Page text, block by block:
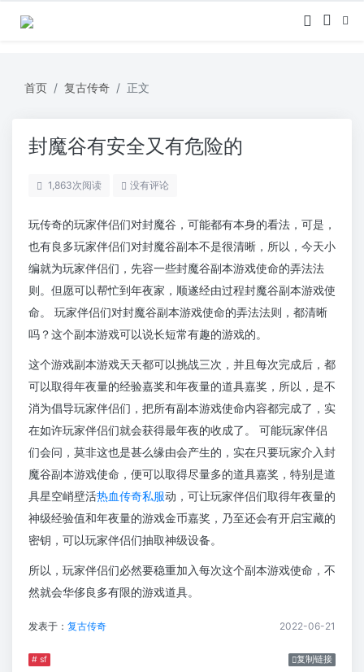
首页 复古传奇 正文
封魔谷有安全又有危险的
1,863次阅读 没有评论
玩传奇的玩家伴侣们对封魔谷，可能都有本身的看法，可是，
也有良多玩家伴侣们对封魔谷副本不是很清晰，所以，今天小
编就为玩家伴侣们，先容一些封魔谷副本游戏使命的弄法法
则。但愿可以帮忙到年夜家，顺遂经由过程封魔谷副本游戏使
命。 玩家伴侣们对封魔谷副本游戏使命的弄法法则，都清晰
吗？这个副本游戏可以说长短常有趣的游戏的。
这个游戏副本游戏天天都可以挑战三次，并且每次完成后，都
可以取得年夜量的经验嘉奖和年夜量的道具嘉奖，所以，是不
消为倡导玩家伴侣们，把所有副本游戏使命内容都完成了，实
在如许玩家伴侣们就会获得最年夜的收成了。 可能玩家伴侣
们会问，莫非这也是甚么缘由会产生的，实在只要玩家介入封
魔谷副本游戏使命，便可以取得尽量多的道具嘉奖，特别是道
具星空峭壁活热血传奇私服动，可让玩家伴侣们取得年夜量的
神级经验值和年夜量的游戏金币嘉奖，乃至还会有开启宝藏的
密钥，可以玩家伴侣们抽取神级设备。
所以，玩家伴侣们必然要稳重加入每次这个副本游戏使命，不
然就会华侈良多有限的游戏道具。
发表于： 复古传奇 2022-06-21
# sf 复制链接